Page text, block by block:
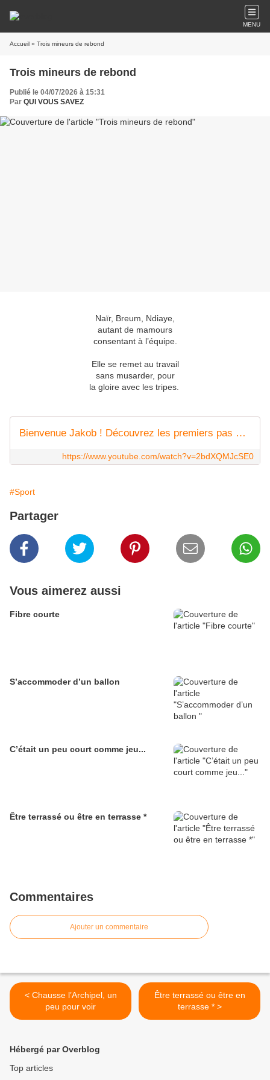
MENU
Accueil » Trois mineurs de rebond
Trois mineurs de rebond
Publié le 04/07/2026 à 15:31
Par QUI VOUS SAVEZ
Naïr, Breum, Ndiaye,
autant de mamours
consentant à l’équipe.
Elle se remet au travail
sans musarder, pour
la gloire avec les tripes.
Bienvenue Jakob ! Découvrez les premiers pas du NOUVEAU 10 des Verts 🪄
https://www.youtube.com/watch?v=2bdXQMJcSE0
#Sport
Partager
Vous aimerez aussi
Fibre courte
S’accommoder d’un ballon
C’était un peu court comme jeu...
Être terrassé ou être en terrasse *
Commentaires
Ajouter un commentaire
< Chausse l’Archipel, un
peu pour voir
Être terrassé ou être en
terrasse * >
Hébergé par Overblog
Top articles